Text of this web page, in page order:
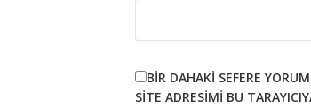
BIR DAHAKI SEFERE
SITE ADRESIMI BU